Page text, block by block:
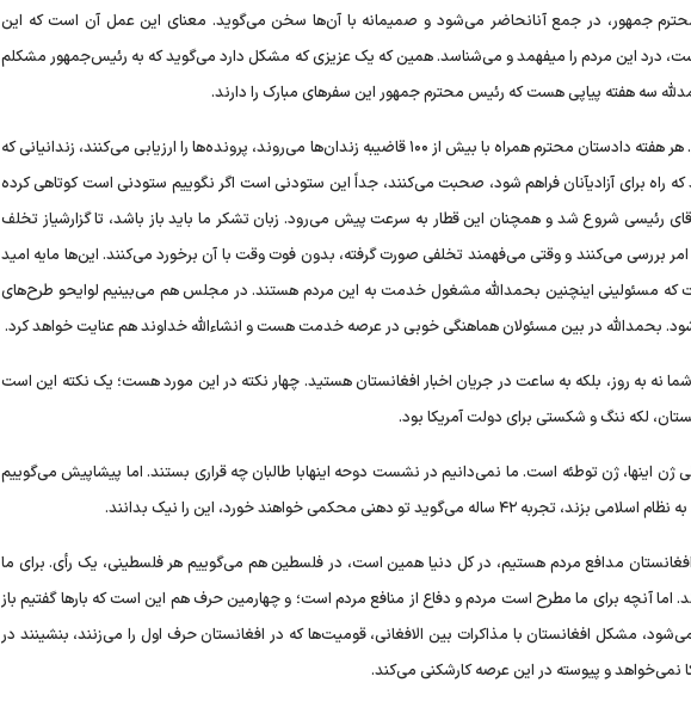
جمهور، در جمع آنانحاضر می‌شود و صمیمانه با آن‌ها سخن می‌گوید. معنای این عمل آن است که این
درد این مردم را میفهمد و می‌شناسد. همین که یک عزیزی که مشکل دارد می‌گوید که به رئیس‌جمهور مشکلم
سه هفته پیاپی هست که رئیس محترم جمهور این سفر‌های مبارک را دارند.
در قوه قضائیه، ما شاهد تحرک جدیدی هستیم. هر هفته دادستان محترم همراه با بیش از ۱۰۰ قاضیبه زندان‌ها می‌روند، پرونده‌ها را ارزیابی می‌کنند، زندانیانی که
برای آزادیآنان فراهم شود، صحبت می‌کنند، جداً این ستودنی است اگر نگوییم ستودنی است کوتاهی کرده
رئیسی شروع شد و همچنان این قطار به سرعت پیش می‌رود. زبان تشکر ما باید باز باشد، تا گزارشیاز تخلف
بررسی می‌کنند و وقتی می‌فهمند تخلفی صورت گرفته، بدون فوت وقت با آن برخورد می‌کنند. این‌ها مایه امید
که مسئولینی اینچنین بحمدالله مشغول خدمت به این مردم هستند. در مجلس هم می‌بینیم لوایحو طرح‌های
بحمدالله در بین مسئولان هماهنگی خوبی در عرصه خدمت هست و انشاءالله خداوند هم عنایت خواهد کرد.
نه به روز، بلکه به ساعت در جریان اخبار افغانستان هستید. چهار نکته در این مورد هست؛ یک نکته این است
ژن اینها، ژن توطئه است. ما نمی‌دانیم در نشست دوحه اینهابا طالبان چه قراری بستند. اما پیشاپیش می‌گوییم
تو دهنی محکمی خواهند خورد، این را نیک بدانند.
افغانستان مدافع مردم هستیم، در کل دنیا همین است، در فلسطین هم می‌گوییم هر فلسطینی، یک رأی. برای ما
اما آنچه برای ما مطرح است مردم و دفاع از منافع مردم است؛ و چهارمین حرف هم این است که بار‌ها گفتیم باز
مشکل افغانستان با مذاکرات بین الافغانی، قومیت‌ها که در افغانستان حرف اول را می‌زنند، بنشینند در
نمی‌خواهد و پیوسته در این عرصه کارشکنی می‌کند.